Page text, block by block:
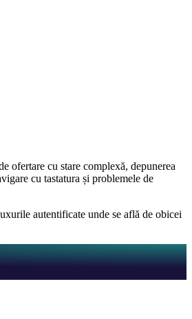
ofertare cu stare complexă, depunerea
cu tastatura și problemele de
autentificate unde se află de obicei